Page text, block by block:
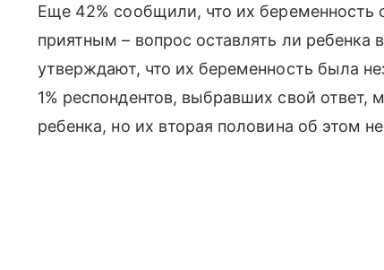
Еще 42% сообщили, что их беременность
приятным – вопрос оставлять ли
утверждают, что их беременность была
1% респондентов, выбравших свой ответ,
ребенка, но их вторая половина об этом